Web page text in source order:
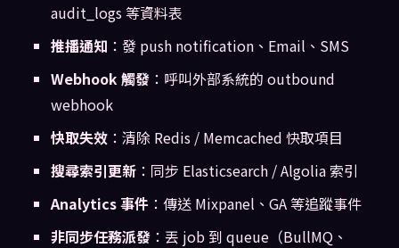
audit_logs 等資料表
推播通知 ：發 push notification、Email、SMS
Webhook 觸發：呼叫外部系統的 outbound
webhook
快取失效：清除 Redis / Memcached 快取項目
搜尋索引更新：同步 Elasticsearch / Algolia 索引
Analytics 事件：傳送 Mixpanel、GA 等追蹤事件
非同步任務派發：丟 job 到 queue（BullMQ、